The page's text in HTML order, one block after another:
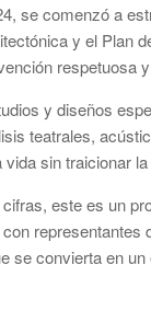
se comenzó a
y el Plan
respetuosa
y diseños
teatrales,
sin traicionar
este es un
se convierta en